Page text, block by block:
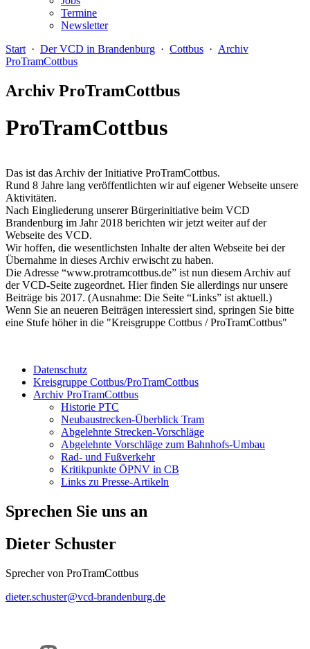
Termine
Newsletter
Start · Der VCD in Brandenburg · Cottbus · Archiv
ProTramCottbus
Archiv ProTramCottbus
ProTramCottbus
Das ist das Archiv der Initiative ProTramCottbus.
Rund 8 Jahre lang veröffentlichten wir auf eigener Webseite unsere
Aktivitäten.
Nach Eingliederung unserer Bürgerinitiative beim VCD
Brandenburg im Jahr 2018 berichten wir jetzt weiter auf der
Webseite des VCD.
Wir hoffen, die wesentlichsten Inhalte der alten Webseite bei der
Übernahme in dieses Archiv erwischt zu haben.
Die Adresse “www.protramcottbus.de” ist nun diesem Archiv auf
der VCD-Seite zugeordnet. Hier finden Sie allerdings nur unsere
Beiträge bis 2017. (Ausnahme: Die Seite “Links” ist aktuell.)
Wenn Sie an neueren Beiträgen interessiert sind, springen Sie bitte
eine Stufe höher in die "Kreisgruppe Cottbus / ProTramCottbus"
Datenschutz
Kreisgruppe Cottbus/ProTramCottbus
Archiv ProTramCottbus
Historie PTC
Neubaustrecken-Überblick Tram
Abgelehnte Strecken-Vorschläge
Abgelehnte Vorschläge zum Bahnhofs-Umbau
Rad- und Fußverkehr
Kritikpunkte ÖPNV in CB
Links zu Presse-Artikeln
Sprechen Sie uns an
Dieter Schuster
Sprecher von ProTramCottbus
dieter.schuster@vcd-brandenburg.de